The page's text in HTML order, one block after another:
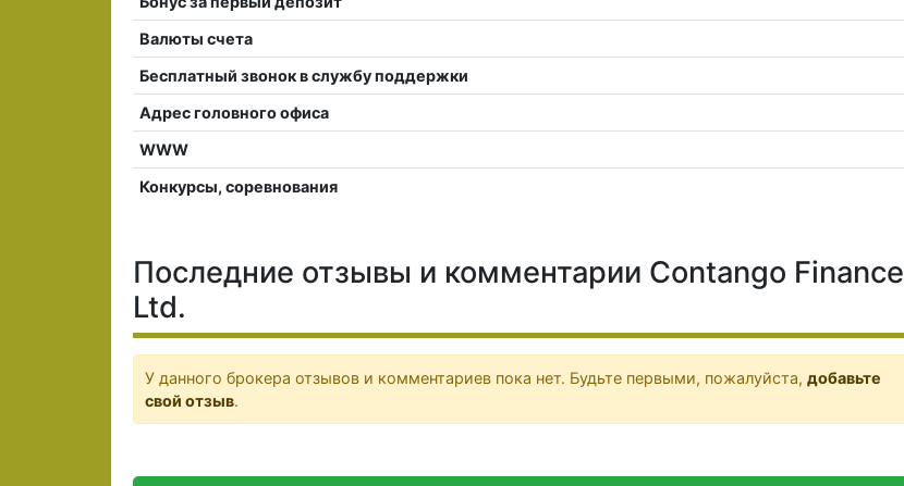
Валюты счета
Бесплатный звонок в службу поддержки
Адрес головного офиса
WWW
Конкурсы, соревнования
Последние отзывы и комментарии Contango Finance
Ltd.
У данного брокера отзывов и комментариев пока нет. Будьте первыми, пожалуйста, добавьте
свой отзыв.